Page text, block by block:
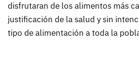
disfrutaran de los alimentos más
justificación de la salud y sin
tipo de alimentación a toda la